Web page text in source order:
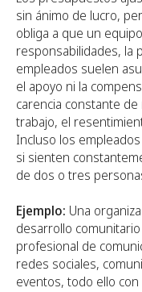
sin ánimo de lucro,
obliga a que un
responsabilidades, la
empleados suelen
el apoyo ni la
carencia constante
trabajo, el
Incluso los
si sienten
de dos o tres
Ejemplo: Una
desarrollo
profesional de
redes sociales,
eventos, todo ello